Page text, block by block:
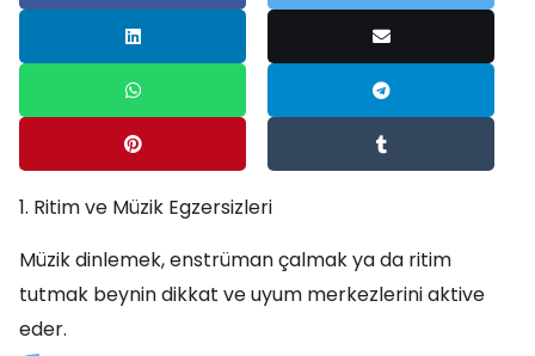
1. Ritim ve Müzik Egzersizleri
Müzik dinlemek, enstrüman çalmak ya da ritim
tutmak beynin dikkat ve uyum merkezlerini aktive
eder.